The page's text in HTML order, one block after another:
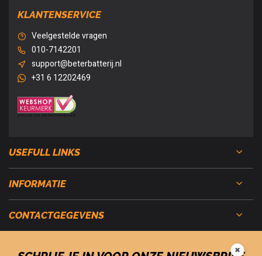
KLANTENSERVICE
Veelgestelde vragen
010-7142201
support@beterbatterij.nl
+31 6 12202469
USEFULL LINKS
INFORMATIE
CONTACTGEGEVENS
✖